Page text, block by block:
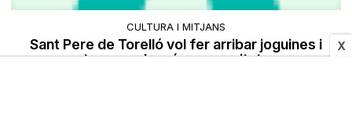
X
CULTURA I MITJANS
Sant Pere de Torelló vol fer arribar joguines i
torrons als més necessitats